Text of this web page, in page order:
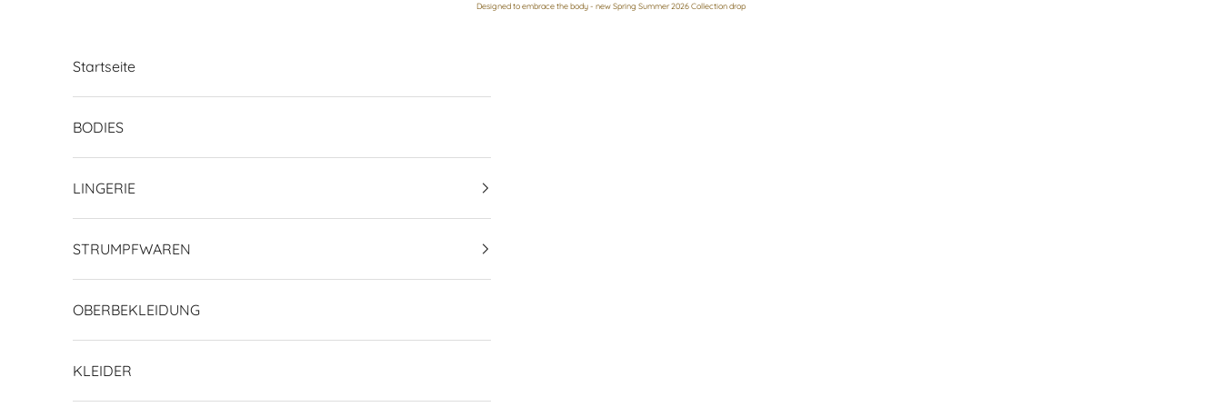
Designed to embrace the body - new Spring Summer 2026 Collection drop
Startseite
BODIES
LINGERIE
STRUMPFWAREN
OBERBEKLEIDUNG
KLEIDER